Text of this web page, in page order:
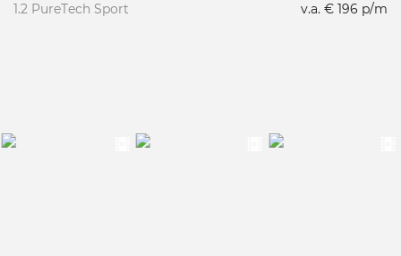
1.2 PureTech Sport v.a. € 196 p/m